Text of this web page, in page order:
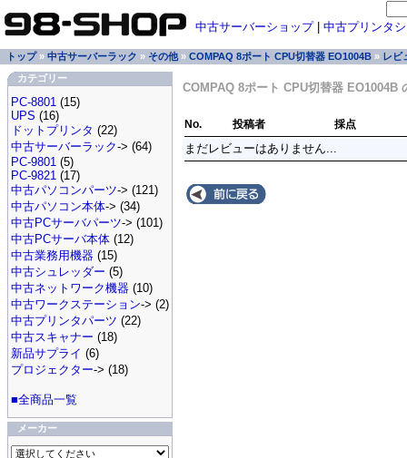
中古サーバーショップ| 中古プリンタ
トップ» 中古サーバーラック » その他» COMPAQ 8ポート CPU切替器 EO1004B » レビ
カテゴリー
PC-8801 (15)
UPS (16)
ドットプリンタ (22)
中古サーバーラック-> (64)
PC-9801 (5)
PC-9821 (17)
中古パソコンパーツ-> (121)
中古パソコン本体-> (34)
中古PCサーバパーツ-> (101)
中古PCサーバ本体 (12)
中古業務用機器 (15)
中古シュレッダー (5)
中古ネットワーク機器 (10)
中古ワークステーション-> (2)
中古プリンタパーツ (22)
中古スキャナー (18)
新品サプライ (6)
プロジェクター-> (18)
■全商品一覧
メーカー
COMPAQ 8ポート CPU切替器 EO1004B
No. 投稿者 採点
まだレビューはありません...